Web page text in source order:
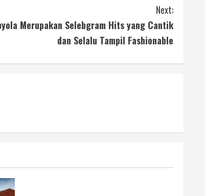
Next:
Merupakan Selebgram Hits yang Cantik
dan Selalu Tampil Fashionable